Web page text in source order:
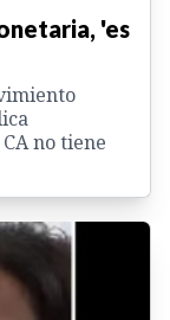
'es
no tiene